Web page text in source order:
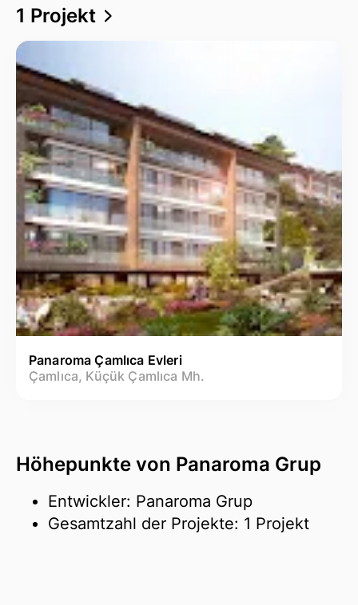
1 Projekt
Panaroma Çamlıca Evleri
Çamlıca, Küçük Çamlıca Mh.
Höhepunkte von Panaroma Grup
Entwickler: Panaroma Grup
Gesamtzahl der Projekte: 1 Projekt